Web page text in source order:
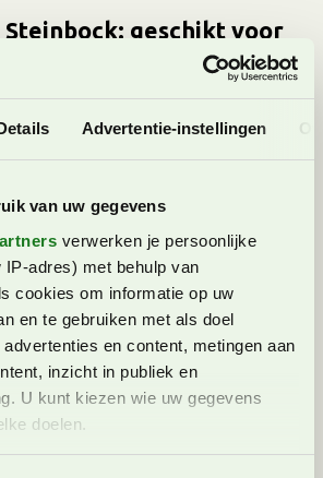
Advertentie-instellingen
van uw gegevens
verwerken je persoonlijke
adres) met behulp van
cookies om informatie op uw
en te gebruiken met als doel
en content, metingen aan
inzicht in publiek en
U kunt kiezen wie uw gegevens
doelen.
: geschikt voor
3 slaapkamers | 2
m²
is ook op de tweede verdieping
met open keuken en
zitjes aanwezig. Er zijn drie
een slaapkamer met
een slaapkamer met een
badkamer en suite en een
stapelbed en extra
in het appartement is een
met onder andere een